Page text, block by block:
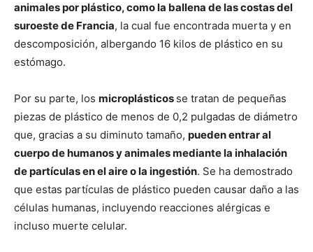
animales por plástico, como la ballena de las costas del
suroeste de Francia, la cual fue encontrada muerta y en
descomposición, albergando 16 kilos de plástico en su
estómago.
Por su parte, los microplásticos se tratan de pequeñas
piezas de plástico de menos de 0,2 pulgadas de diámetro
que, gracias a su diminuto tamaño, pueden entrar al
cuerpo de humanos y animales mediante la inhalación
de partículas en el aire o la ingestión. Se ha demostrado
que estas partículas de plástico pueden causar daño a las
células humanas, incluyendo reacciones alérgicas e
incluso muerte celular.